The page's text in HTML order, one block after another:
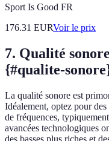
Sport Is Good FR
176.31 EURVoir le prix
7. Qualité
{#qualite-
La qualité sonore est
Idéalement, optez pour
de fréquences,
avancées technologiques